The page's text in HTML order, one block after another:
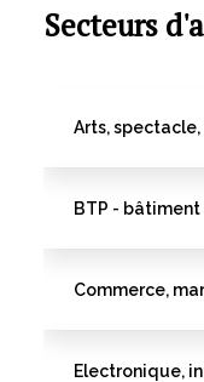
Secteurs
Arts,
BTP -
Commerce,
Electronique,